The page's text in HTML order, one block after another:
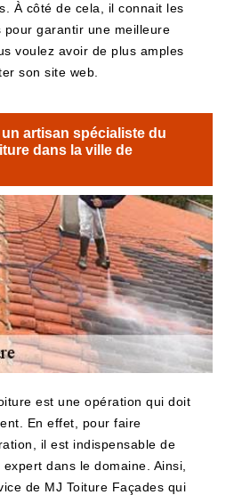
À côté de cela, il connait les
pour garantir une meilleure
voulez avoir de plus amples
son site web.
artisan spécialiste du
dans la ville de
est une opération qui doit
En effet, pour faire
il est indispensable de
dans le domaine. Ainsi,
de MJ Toiture Façades qui